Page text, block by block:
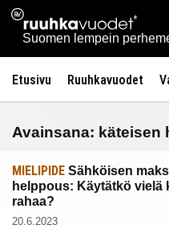
Siirry
sisältöön
Ruuhkavuodet.fi
Suomen lempein
Etusivu Ruuhkavuodet
Avainsana: käteisen
MIELIPIDE Sähköisen
helppous: Käytätkö vielä
rahaa?
20.6.2023